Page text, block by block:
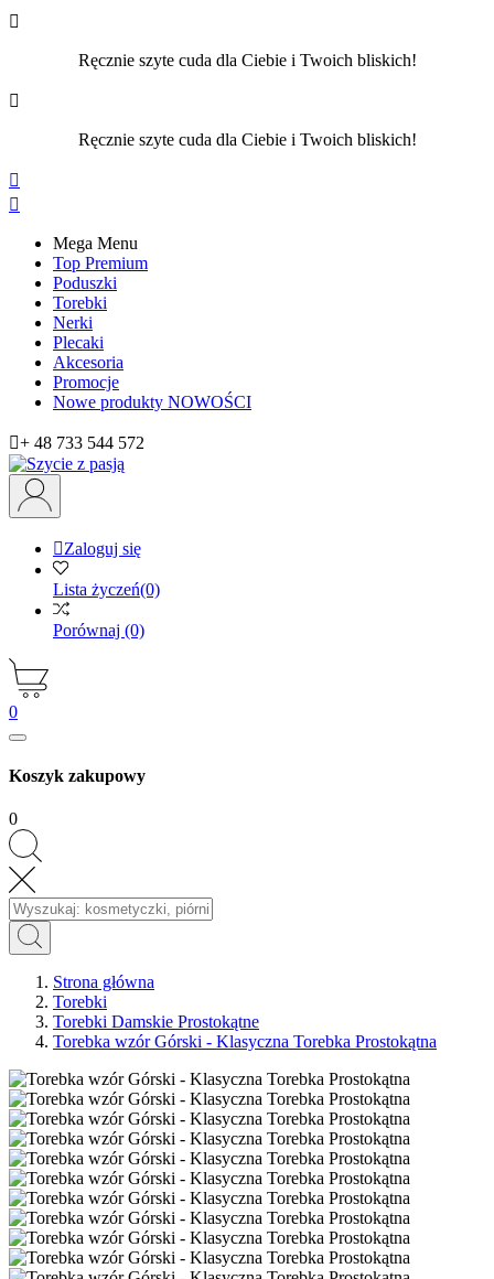

Ręcznie szyte cuda dla Ciebie i Twoich bliskich!

Ręcznie szyte cuda dla Ciebie i Twoich bliskich!


Mega Menu
Top Premium
Poduszki
Torebki
Nerki
Plecaki
Akcesoria
Promocje
Nowe produkty NOWOŚCI
+ 48 733 544 572
Zaloguj się
Lista życzeń(0)
Porównaj (0)
0
Koszyk zakupowy
0
Strona główna
Torebki
Torebki Damskie Prostokątne
Torebka wzór Górski - Klasyczna Torebka Prostokątna